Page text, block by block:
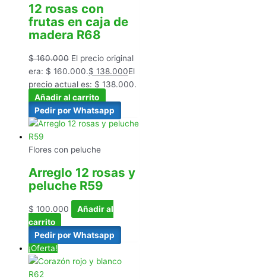
12 rosas con
frutas en caja de
madera R68
$160.000 El precio original
era: $ 160.000.$ 138.000El
precio actual es: $ 138.000.
Añadir al carrito
Pedir por Whatsapp
Flores con peluche
Arreglo 12 rosas y
peluche R59
$ 100.000
Añadir al
carrito
Pedir por Whatsapp
¡Oferta!